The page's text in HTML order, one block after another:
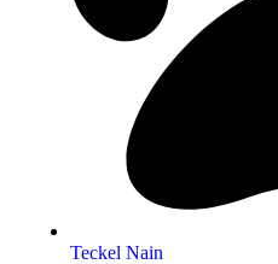
Teckel Nain